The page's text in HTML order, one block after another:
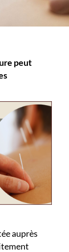
peut
auprès